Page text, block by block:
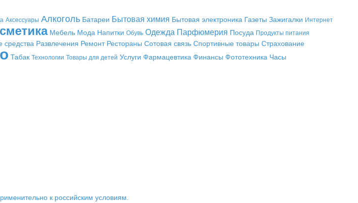
Аксессуары Алкоголь Батареи Бытовая химия Бытовая электроника Газеты Зажигалки Интернет
Мебель Мода Напитки Обувь Одежда Парфюмерия Посуда Продукты питания
средства Развлечения Ремонт Рестораны Сотовая связь Спортивные товары Страхование
Табак Технологии Товары для детей Услуги Фармацевтика Финансы Фототехника Часы
к российским условиям.